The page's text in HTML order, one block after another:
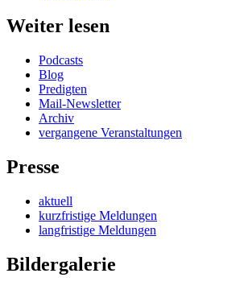
Weiter lesen
Podcasts
Blog
Predigten
Mail-Newsletter
Archiv
vergangene Veranstaltungen
Presse
aktuell
kurzfristige Meldungen
langfristige Meldungen
Bildergalerie